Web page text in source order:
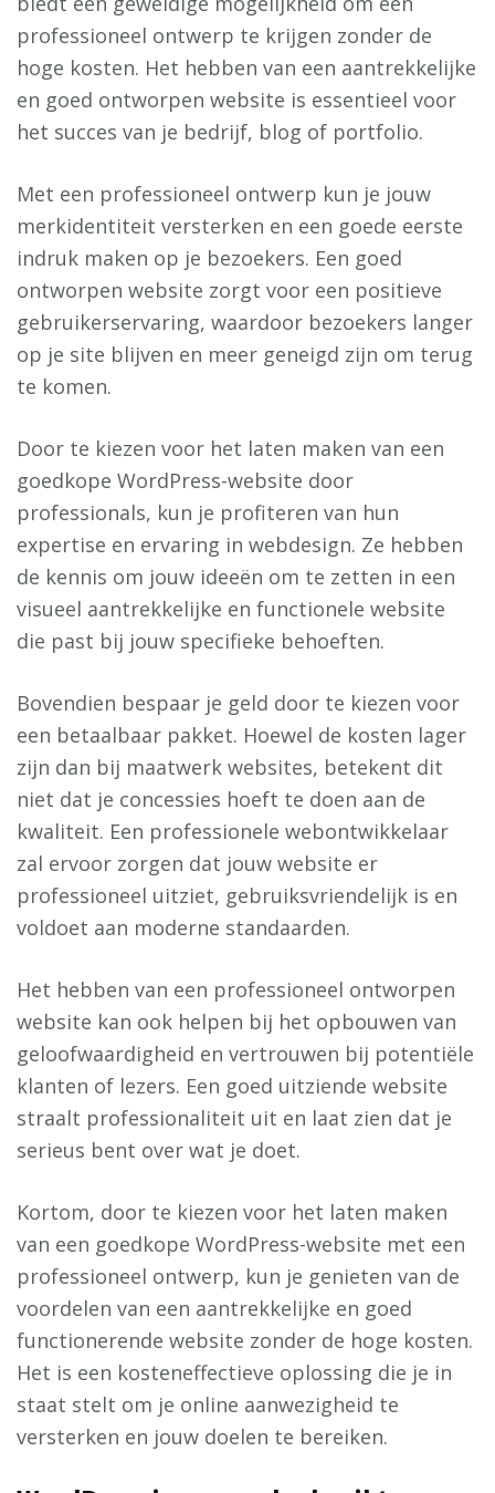
professioneel ontwerp te krijgen zonder de
hoge kosten. Het hebben van een aantrekkelijke
en goed ontworpen website is essentieel voor
het succes van je bedrijf, blog of portfolio.
Met een professioneel ontwerp kun je jouw
merkidentiteit versterken en een goede eerste
indruk maken op je bezoekers. Een goed
ontworpen website zorgt voor een positieve
gebruikerservaring, waardoor bezoekers langer
op je site blijven en meer geneigd zijn om terug
te komen.
Door te kiezen voor het laten maken van een
goedkope WordPress-website door
professionals, kun je profiteren van hun
expertise en ervaring in webdesign. Ze hebben
de kennis om jouw ideeën om te zetten in een
visueel aantrekkelijke en functionele website
die past bij jouw specifieke behoeften.
Bovendien bespaar je geld door te kiezen voor
een betaalbaar pakket. Hoewel de kosten lager
zijn dan bij maatwerk websites, betekent dit
niet dat je concessies hoeft te doen aan de
kwaliteit. Een professionele webontwikkelaar
zal ervoor zorgen dat jouw website er
professioneel uitziet, gebruiksvriendelijk is en
voldoet aan moderne standaarden.
Het hebben van een professioneel ontworpen
website kan ook helpen bij het opbouwen van
geloofwaardigheid en vertrouwen bij potentiële
klanten of lezers. Een goed uitziende website
straalt professionaliteit uit en laat zien dat je
serieus bent over wat je doet.
Kortom, door te kiezen voor het laten maken
van een goedkope WordPress-website met een
professioneel ontwerp, kun je genieten van de
voordelen van een aantrekkelijke en goed
functionerende website zonder de hoge kosten.
Het is een kosteneffectieve oplossing die je in
staat stelt om je online aanwezigheid te
versterken en jouw doelen te bereiken.